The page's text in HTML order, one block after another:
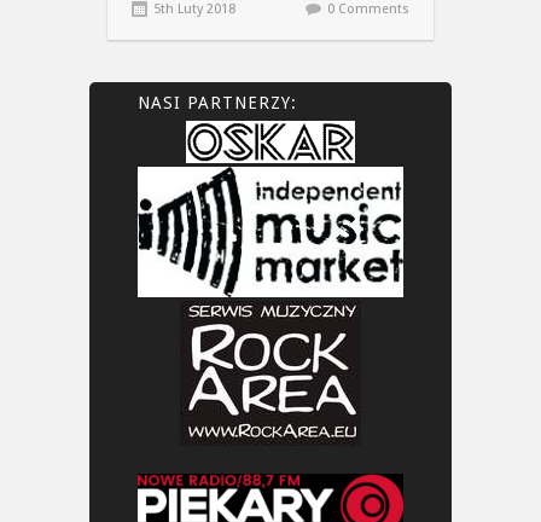
5th Luty 2018 0 Comments
NASI PARTNERZY: